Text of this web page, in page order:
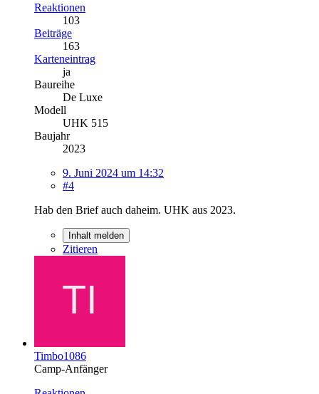
Reaktionen
103
Beiträge
163
Karteneintrag
ja
Baureihe
De Luxe
Modell
UHK 515
Baujahr
2023
9. Juni 2024 um 14:32
#4
Hab den Brief auch daheim. UHK aus 2023.
Inhalt melden
Zitieren
Timbo1086
Camp-Anfänger